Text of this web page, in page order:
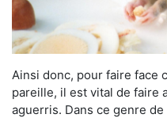
Ainsi donc, pour faire face
pareille, il est vital de faire
aguerris. Dans ce genre